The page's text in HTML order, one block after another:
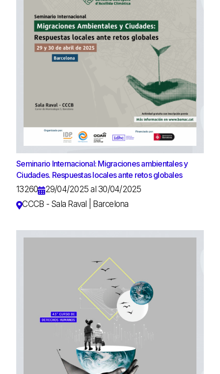
Seminario Internacional: Migraciones ambientales y
Ciudades. Respuestas locales ante retos globales
13260
29/04/2025 al 30/04/2025
CCCB - Sala Raval | Barcelona